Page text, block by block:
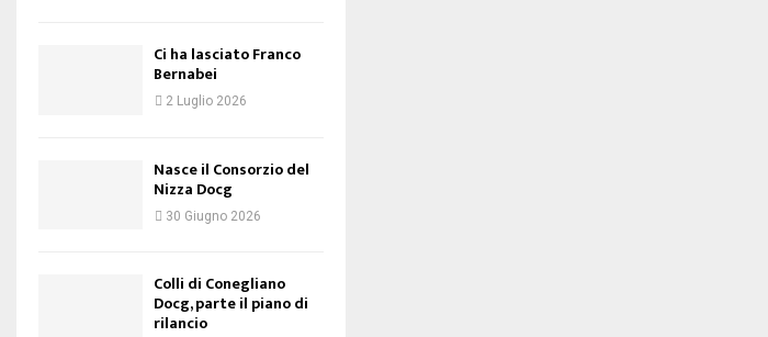
Ci ha lasciato Franco
Bernabei
2 Luglio 2026
Nasce il Consorzio del
Nizza Docg
30 Giugno 2026
Colli di Conegliano
Docg, parte il piano di
rilancio